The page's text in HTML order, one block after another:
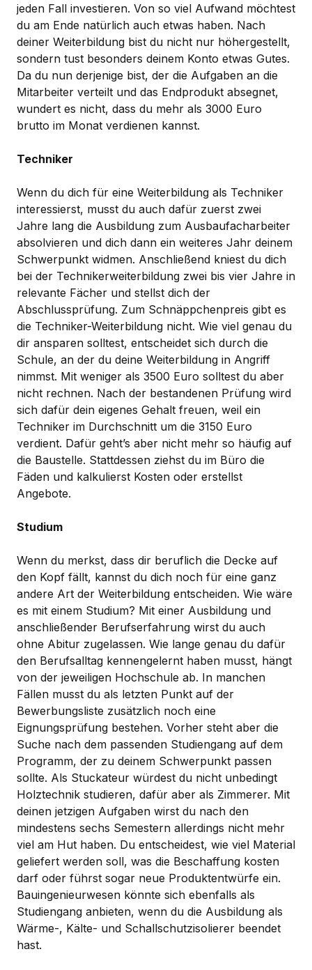
jeden Fall investieren. Von so viel Aufwand möchtest
du am Ende natürlich auch etwas haben. Nach
deiner Weiterbildung bist du nicht nur höhergestellt,
sondern tust besonders deinem Konto etwas Gutes.
Da du nun derjenige bist, der die Aufgaben an die
Mitarbeiter verteilt und das Endprodukt absegnet,
wundert es nicht, dass du mehr als 3000 Euro
brutto im Monat verdienen kannst.
Techniker
Wenn du dich für eine Weiterbildung als Techniker
interessierst, musst du auch dafür zuerst zwei
Jahre lang die Ausbildung zum Ausbaufacharbeiter
absolvieren und dich dann ein weiteres Jahr deinem
Schwerpunkt widmen. Anschließend kniest du dich
bei der Technikerweiterbildung zwei bis vier Jahre in
relevante Fächer und stellst dich der
Abschlussprüfung. Zum Schnäppchenpreis gibt es
die Techniker-Weiterbildung nicht. Wie viel genau du
dir ansparen solltest, entscheidet sich durch die
Schule, an der du deine Weiterbildung in Angriff
nimmst. Mit weniger als 3500 Euro solltest du aber
nicht rechnen. Nach der bestandenen Prüfung wird
sich dafür dein eigenes Gehalt freuen, weil ein
Techniker im Durchschnitt um die 3150 Euro
verdient. Dafür geht’s aber nicht mehr so häufig auf
die Baustelle. Stattdessen ziehst du im Büro die
Fäden und kalkulierst Kosten oder erstellst
Angebote.
Studium
Wenn du merkst, dass dir beruflich die Decke auf
den Kopf fällt, kannst du dich noch für eine ganz
andere Art der Weiterbildung entscheiden. Wie wäre
es mit einem Studium? Mit einer Ausbildung und
anschließender Berufserfahrung wirst du auch
ohne Abitur zugelassen. Wie lange genau du dafür
den Berufsalltag kennengelernt haben musst, hängt
von der jeweiligen Hochschule ab. In manchen
Fällen musst du als letzten Punkt auf der
Bewerbungsliste zusätzlich noch eine
Eignungsprüfung bestehen. Vorher steht aber die
Suche nach dem passenden Studiengang auf dem
Programm, der zu deinem Schwerpunkt passen
sollte. Als Stuckateur würdest du nicht unbedingt
Holztechnik studieren, dafür aber als Zimmerer. Mit
deinen jetzigen Aufgaben wirst du nach den
mindestens sechs Semestern allerdings nicht mehr
viel am Hut haben. Du entscheidest, wie viel Material
geliefert werden soll, was die Beschaffung kosten
darf oder führst sogar neue Produktentwürfe ein.
Bauingenieurwesen könnte sich ebenfalls als
Studiengang anbieten, wenn du die Ausbildung als
Wärme-, Kälte- und Schallschutzisolierer beendet
hast.